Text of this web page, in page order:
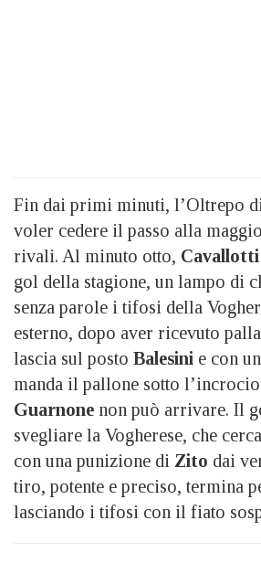
Fin dai primi minuti, l’Oltrepo
voler cedere il passo alla
rivali. Al minuto otto, Cavallotti
gol della stagione, un lampo di
senza parole i tifosi della
esterno, dopo aver ricevuto
lascia sul posto Balesini e con
manda il pallone sotto
Guarnone non può arrivare. Il
svegliare la Vogherese, che
con una punizione di Zito dai
tiro, potente e preciso, termina
lasciando i tifosi con il fiato